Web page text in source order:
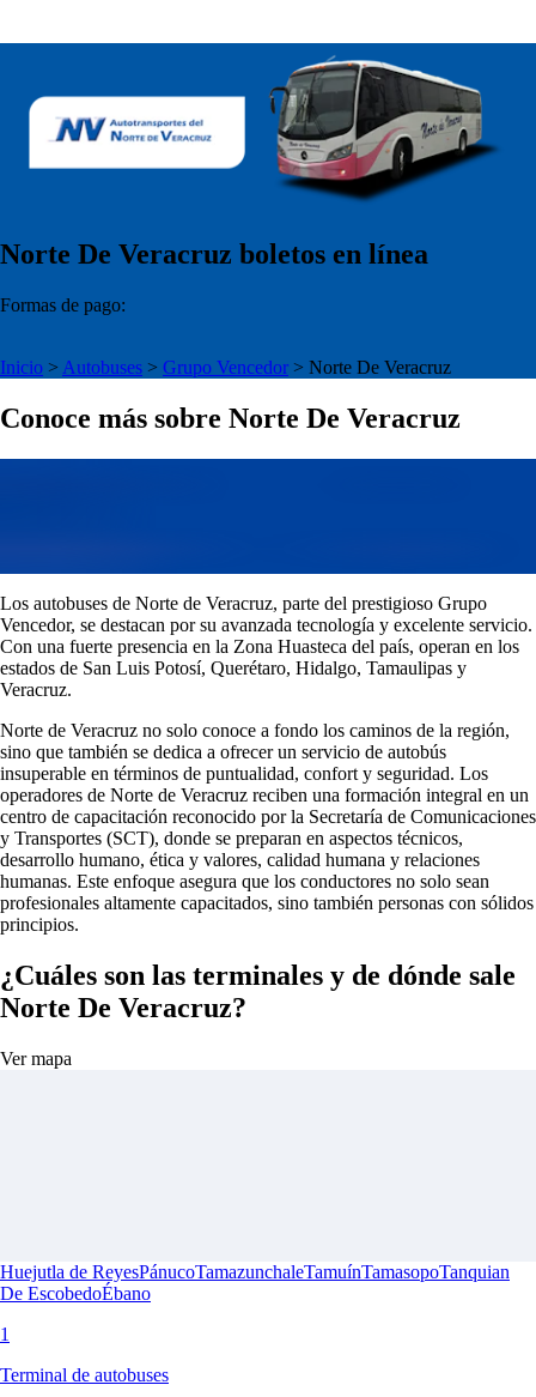
Norte De Veracruz boletos en línea
Formas de pago:
Inicio > Autobuses > Grupo Vencedor > Norte De Veracruz
Conoce más sobre Norte De Veracruz
Los autobuses de Norte de Veracruz, parte del prestigioso Grupo
Vencedor, se destacan por su avanzada tecnología y excelente servicio.
Con una fuerte presencia en la Zona Huasteca del país, operan en los
estados de San Luis Potosí, Querétaro, Hidalgo, Tamaulipas y
Veracruz.
Norte de Veracruz no solo conoce a fondo los caminos de la región,
sino que también se dedica a ofrecer un servicio de autobús
insuperable en términos de puntualidad, confort y seguridad. Los
operadores de Norte de Veracruz reciben una formación integral en un
centro de capacitación reconocido por la Secretaría de Comunicaciones
y Transportes (SCT), donde se preparan en aspectos técnicos,
desarrollo humano, ética y valores, calidad humana y relaciones
humanas. Este enfoque asegura que los conductores no solo sean
profesionales altamente capacitados, sino también personas con sólidos
principios.
¿Cuáles son las terminales y de dónde sale
Norte De Veracruz?
Ver mapa
Huejutla de ReyesPánucoTamazunchaleTamuínTamasopoTanquian
De EscobedoÉbano
1
Terminal de autobuses